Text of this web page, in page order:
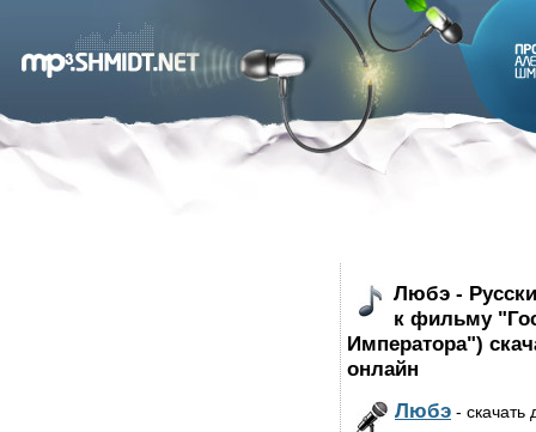
Любэ -
к фильму
Императора")
онлайн
Любэ - скачать